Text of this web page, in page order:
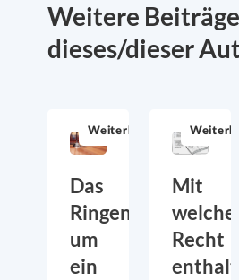
Weitere Beiträge
dieses/dieser
Weiterbildung
Das
Ringen
um
ein
Mit
Recht